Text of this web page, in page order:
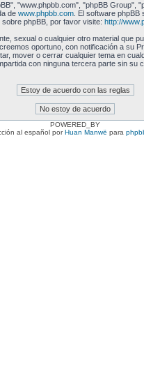
"www.phpbb.com", "phpBB Group",
de www.phpbb.com. El software phpBB
phpBB, por favor visite: http://
sexual o cualquier otro material que
oportuno, con notificación a
mover o cerrar cualquier tema en
con ninguna tercera parte sin
POWERED_BY
al español porHuan Manwë para